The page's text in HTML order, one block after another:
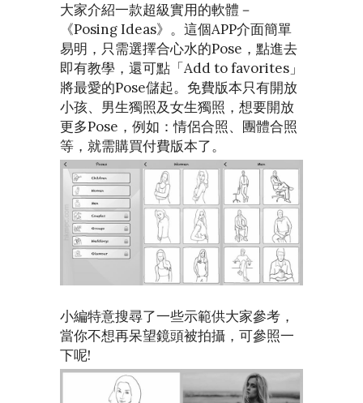
大家介紹一款超級實用的軟體－
《Posing Ideas》。這個APP介面簡單
易明，只需選擇合心水的Pose，點進去
即有教學，還可點「Add to favorites」
將最愛的Pose儲起。免費版本只有開放
小孩、男生獨照及女生獨照，想要開放
更多Pose，例如：情侶合照、團體合照
等，就需購買付費版本了。
小編特意搜尋了一些示範供大家參考，
當你不想再呆望鏡頭被拍攝，可參照一
下呢!